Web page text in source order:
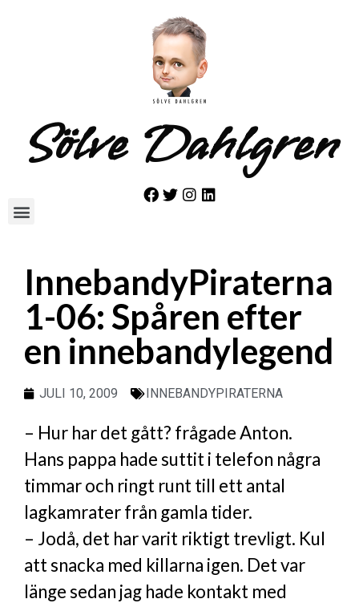
Sölve Dahlgren
InnebandyPiraterna
1-06: Spåren efter
en innebandylegend
JULI 10, 2009 INNEBANDYPIRATERNA
– Hur har det gått? frågade Anton.
Hans pappa hade suttit i telefon några
timmar och ringt runt till ett antal
lagkamrater från gamla tider.
– Jodå, det har varit riktigt trevligt. Kul
att snacka med killarna igen. Det var
länge sedan jag hade kontakt med